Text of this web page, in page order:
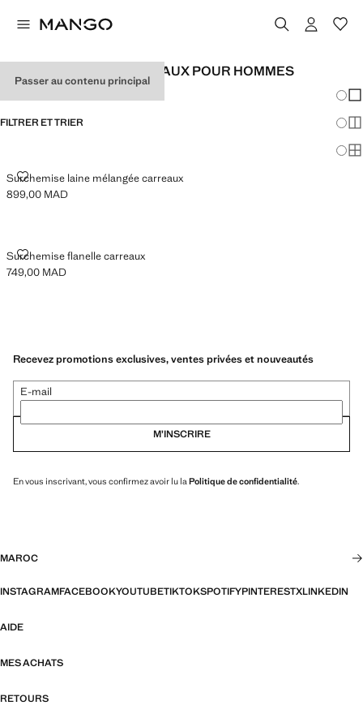
Passer au contenu principal
SURCHEMISES À CARREAUX POUR HOMMES
FILTRER ET TRIER
Surchemise laine mélangée carreaux
SURCHEMISE LAINE MÉLANGÉE CARREAUX
Prix actuel [899,00 MAD ]
899,00 MAD
Surchemise flanelle carreaux
SURCHEMISE FLANELLE CARREAUX
Prix actuel [749,00 MAD ]
749,00 MAD
Recevez promotions exclusives, ventes privées et nouveautés
E-mail
M’INSCRIRE
En vous inscrivant, vous confirmez avoir lu la Politique de confidentialité.
MAROC
INSTAGRAMFACEBOOKYOUTUBETIKTOKSPOTIFYPINTERESTXLINKEDIN
AIDE
MES ACHATS
RETOURS